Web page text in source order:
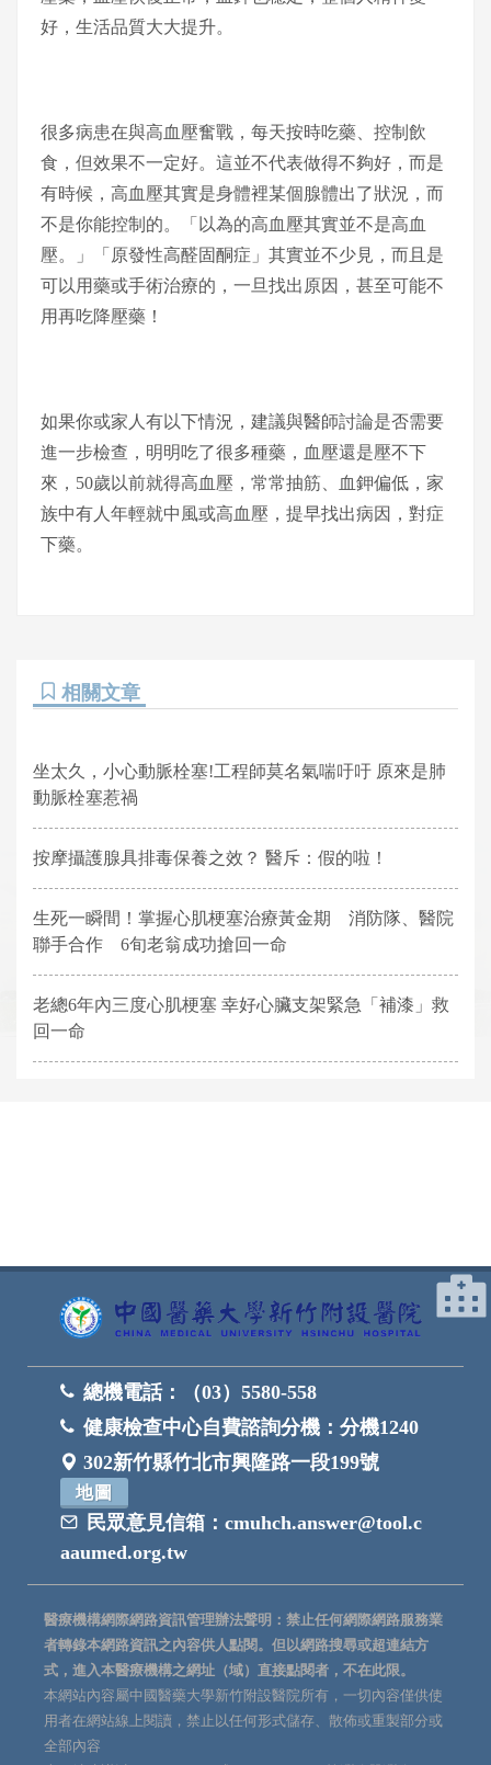
好，生活品質大大提升。
很多病患在與高血壓奮戰，每天按時吃藥、控制飲
食，但效果不一定好。這並不代表做得不夠好，而是
有時候，高血壓其實是身體裡某個腺體出了狀況，而
不是你能控制的。「以為的高血壓其實並不是高血
壓。」「原發性高醛固酮症」其實並不少見，而且是
可以用藥或手術治療的，一旦找出原因，甚至可能不
用再吃降壓藥！
如果你或家人有以下情況，建議與醫師討論是否需要
進一步檢查，明明吃了很多種藥，血壓還是壓不下
來，50歲以前就得高血壓，常常抽筋、血鉀偏低，家
族中有人年輕就中風或高血壓，提早找出病因，對症
下藥。
相關文章
坐太久，小心動脈栓塞!工程師莫名氣喘吁吁 原來是肺
動脈栓塞惹禍
按摩攝護腺具排毒保養之效？ 醫斥：假的啦！
生死一瞬間！掌握心肌梗塞治療黃金期 消防隊、醫院
聯手合作 6旬老翁成功搶回一命
老總6年內三度心肌梗塞 幸好心臟支架緊急「補漆」救
回一命
總機電話：
（03）5580-558
健康檢查中心自費諮詢分機： 分機1240
302新竹縣竹北市興隆路一段199號
地圖
民眾意見信箱： cmuhch.answer@tool.c
aaumed.org.tw
醫療機構網際網路資訊管理辦法聲明：禁止任何網際網路服務業
者轉錄本網路資訊之內容供人點閱。但以網路搜尋或超連結方
式，進入本醫療機構之網址（域）直接點閱者，不在此限。
本網站內容屬中國醫藥大學新竹附設醫院所有，一切內容僅供使
用者在網站線上閱讀，禁止以任何形式儲存、散佈或重製部分或
全部內容